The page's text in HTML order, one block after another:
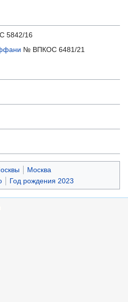
5842/16
№ ВПКОС 6481/21
Москва
Год рождения 2023